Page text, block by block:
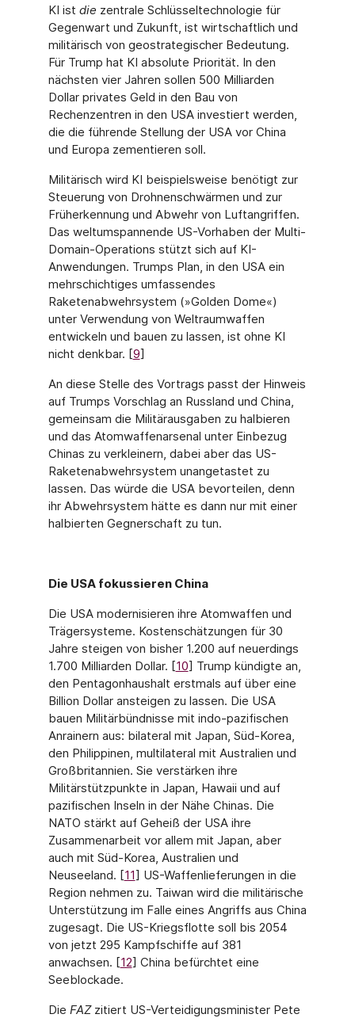
KI ist die zentrale Schlüsseltechnologie für
Gegenwart und Zukunft, ist wirtschaftlich und
militärisch von geostrategischer Bedeutung.
Für Trump hat KI absolute Priorität. In den
nächsten vier Jahren sollen 500 Milliarden
Dollar privates Geld in den Bau von
Rechenzentren in den USA investiert werden,
die die führende Stellung der USA vor China
und Europa zementieren soll.
Militärisch wird KI beispielsweise benötigt zur
Steuerung von Drohnenschwärmen und zur
Früherkennung und Abwehr von Luftangriffen.
Das weltumspannende US-Vorhaben der Multi-
Domain-Operations stützt sich auf KI-
Anwendungen. Trumps Plan, in den USA ein
mehrschichtiges umfassendes
Raketenabwehrsystem (»Golden Dome«)
unter Verwen­dung von Weltraumwaffen
entwickeln und bauen zu lassen, ist ohne KI
nicht denkbar. [9]
An diese Stelle des Vortrags passt der Hinweis
auf Trumps Vorschlag an Russland und China,
gemeinsam die Militärausgaben zu halbieren
und das Atomwaffenarsenal unter Einbezug
Chinas zu verkleinern, dabei aber das US-
Raketenabwehrsystem unangetastet zu
lassen. Das würde die USA bevorteilen, denn
ihr Abwehrsystem hätte es dann nur mit einer
halbierten Gegnerschaft zu tun.
Die USA fokussieren China
Die USA modernisieren ihre Atomwaffen und
Trägersysteme. Kostenschätzungen für 30
Jahre steigen von bisher 1.200 auf neuerdings
1.700 Milliarden Dollar. [10] Trump kündig­te an,
den Pentagonhaushalt erstmals auf über eine
Billion Dollar ansteigen zu lassen. Die USA
bauen Militärbündnisse mit indo-pazifischen
Anrainern aus: bilateral mit Japan, Süd-Korea,
den Philippinen, multilateral mit Australien und
Großbritannien. Sie verstär­ken ihre
Militärstützpunkte in Japan, Hawaii und auf
pazifischen Inseln in der Nähe Chi­nas. Die
NATO stärkt auf Geheiß der USA ihre
Zusammenarbeit vor allem mit Japan, aber
auch mit Süd-Korea, Australien und
Neuseeland. [11] US-Waffenlieferungen in die
Region nehmen zu. Taiwan wird die militärische
Unterstützung im Falle eines Angriffs aus China
zugesagt. Die US-Kriegsflotte soll bis 2054
von jetzt 295 Kampfschiffe auf 381
anwachsen. [12] China befürchtet eine
Seeblockade.
Die FAZzitiert US-Verteidigungsminister Pete